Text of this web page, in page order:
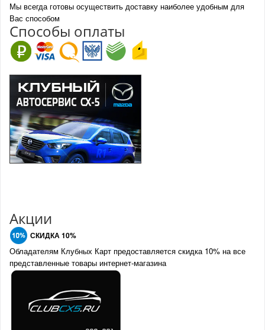
Мы всегда готовы осуществить доставку наиболее удобным для
Вас способом
Способы оплаты
Акции
СКИДКА 10%
Обладателям Клубных Карт предоставляется скидка 10% на все
представленные товары интернет-магазина